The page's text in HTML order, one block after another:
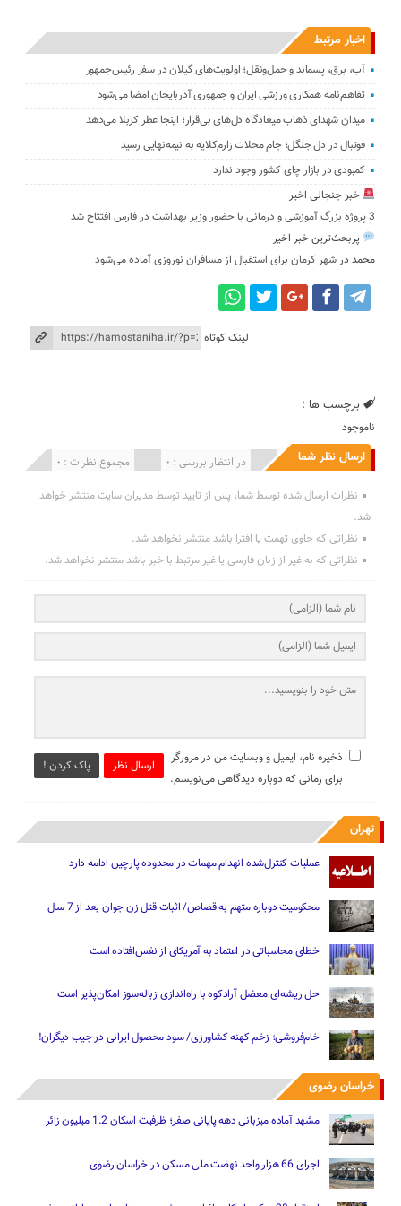
اخبار مرتبط
آب، برق، پسماند و حمل‌ونقل؛ اولویت‌های گیلان در سفر رئیس‌جمهور
تفاهم‌نامه همکاری ورزشی ایران و جمهوری آذربایجان امضا می‌شود
میدان شهدای ذهاب میعادگاه دل‌های بی‌قرار؛ اینجا عطر کربلا می‌دهد
فوتبال در دل جنگل؛ جام محلات زارم‌کلایه به نیمه‌نهایی رسید
کمبودی در بازار چای کشور وجود ندارد
خبر جنجالی اخیر
3 پروژه بزرگ آموزشی و درمانی با حضور وزیر بهداشت در فارس افتتاح شد
پربحث‌ترین خبر اخیر
محمد درشهر کرمان برای استقبال از مسافران نوروزی آماده می‌شود
لینک کوتاه
برچسب ها :
ناموجود
ارسال نظر شما مجموع نظرات : 0 در انتظار بررسی : 0 انتشار یافته : 0
نظرات ارسال شده توسط شما، پس از تایید توسط مدیران سایت منتشر خواهد
شد.
نظراتی که حاوی تهمت یا افترا باشد منتشر نخواهد شد.
نظراتی که به غیر از زبان فارسی یا غیر مرتبط با خبر باشد منتشر نخواهد شد.
ارسال نظر پاک کردن !
ذخیره نام، ایمیل و وبسایت من در مرورگر
برای زمانی که دوباره دیدگاهی می‌نویسم.
تهران
عملیات کنترل‌شده انهدام مهمات در محدوده پارچین ادامه دارد
محکومیت دوباره متهم به قصاص/ اثبات قتل زن جوان بعد از 7 سال
خطای محاسباتی در اعتماد به آمریکای از نفس‌افتاده است
حل ریشه‌ای معضل آرادکوه با راه‌اندازی زباله‌سوز امکان‌پذیر است
خام‌فروشی؛ زخم کهنه کشاورزی/ سود محصول ایرانی در جیب دیگران!
خراسان رضوی
مشهد آماده میزبانی دهه پایانی صفر؛ ظرفیت اسکان 1.2 میلیون زائر
اجرای 66 هزار واحد نهضت ملی مسکن در خراسان رضوی